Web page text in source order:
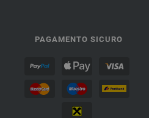
PAGAMENTO SICURO